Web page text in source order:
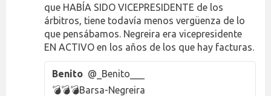
que HABÍA SIDO VICEPRESIDENTE de los
árbitros, tiene todavía menos vergüenza de lo
que pensábamos. Negreira era vicepresidente
EN ACTIVO en los años de los que hay facturas.
Benito @_Benito___
💣💣💣Barsa-Negreira